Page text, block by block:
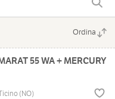
Ordina
55 WA + MERCURY
(NO)